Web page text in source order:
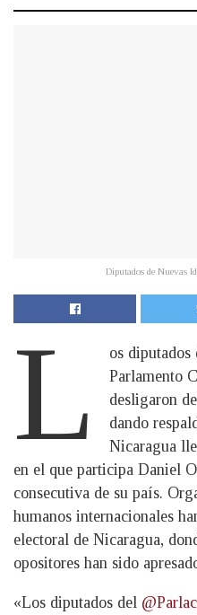
Diputados de Nuevas
L
os diputados
Parlamento
desligaron
dando
Nicaragua
en el que participa Daniel
consecutiva de su país.
humanos internacionales
electoral de Nicaragua,
opositores han sido
«Los diputados del